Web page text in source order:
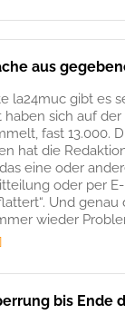
aus
la24muc gibt es
haben sich auf
fast 13.000.
hat die
das eine oder
oder per
Und genau
wieder
bis Ende